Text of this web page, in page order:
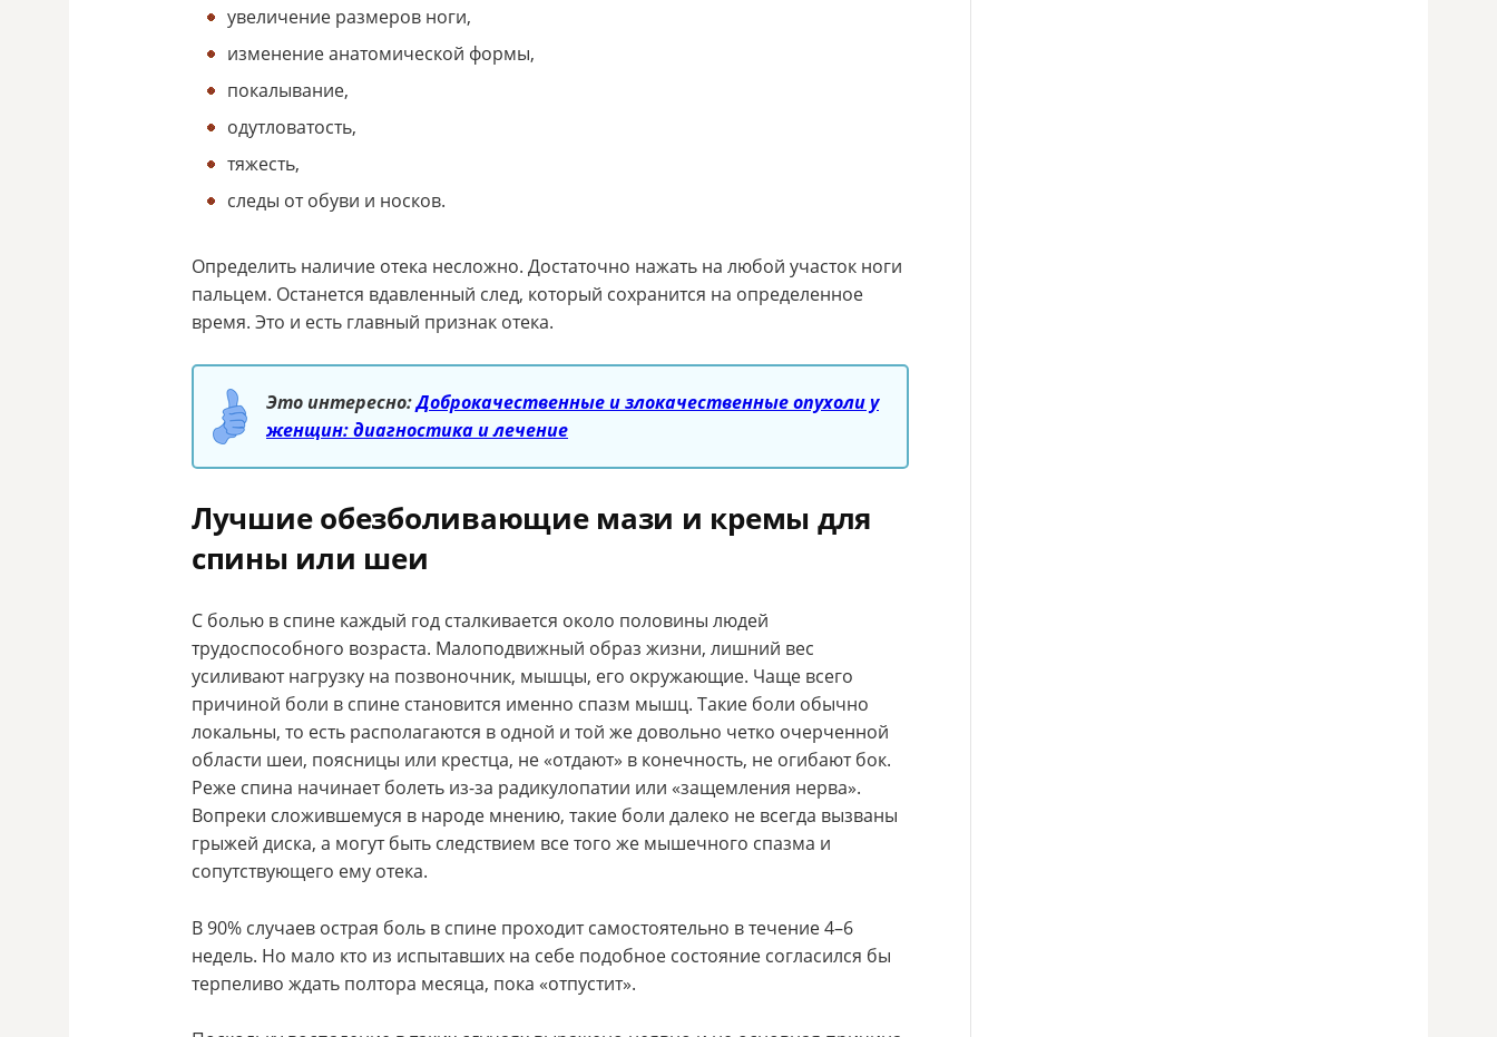
увеличение размеров ноги,
изменение анатомической формы,
покалывание,
одутловатость,
тяжесть,
следы от обуви и носков.
Определить наличие отека несложно. Достаточно нажать на любой участок ноги
пальцем. Останется вдавленный след, который сохранится на определенное
время. Это и есть главный признак отека.
Это интересно:Доброкачественные и злокачественные опухоли у
женщин: диагностика и лечение
Лучшие обезболивающие мази и кремы для
спины или шеи
С болью в спине каждый год сталкивается около половины людей
трудоспособного возраста. Малоподвижный образ жизни, лишний вес
усиливают нагрузку на позвоночник, мышцы, его окружающие. Чаще всего
причиной боли в спине становится именно спазм мышц. Такие боли обычно
локальны, то есть располагаются в одной и той же довольно четко очерченной
области шеи, поясницы или крестца, не «отдают» в конечность, не огибают бок.
Реже спина начинает болеть из-за радикулопатии или «защемления нерва».
Вопреки сложившемуся в народе мнению, такие боли далеко не всегда вызваны
грыжей диска, а могут быть следствием все того же мышечного спазма и
сопутствующего ему отека.
В 90% случаев острая боль в спине проходит самостоятельно в течение 4–6
недель. Но мало кто из испытавших на себе подобное состояние согласился бы
терпеливо ждать полтора месяца, пока «отпустит».